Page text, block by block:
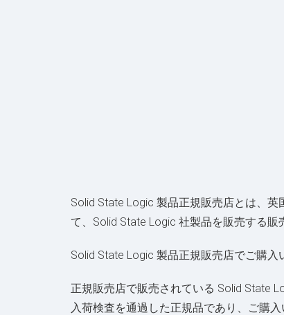
Solid State Logic 製品正規販売店とは、
て、Solid State Logic 社製品を販売する販
Solid State Logic 製品正規販売店でご購入
正規販売店で販売されている Solid State
入荷検査を通過した正規品であり、ご購